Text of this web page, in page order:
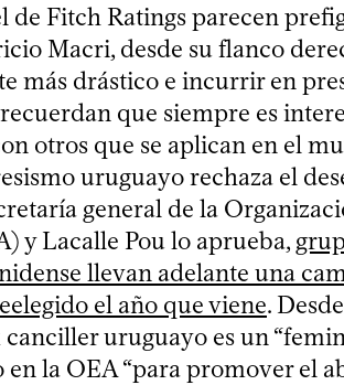
de Fitch Ratings parecen
Macri, desde su flanco
más drástico e incurrir en
recuerdan que siempre es
otros que se aplican en el
uruguayo rechaza el
general de la
y Lacalle Pou lo aprueba,
llevan adelante una
el año que viene.
canciller uruguayo es un
la OEA “para promover el